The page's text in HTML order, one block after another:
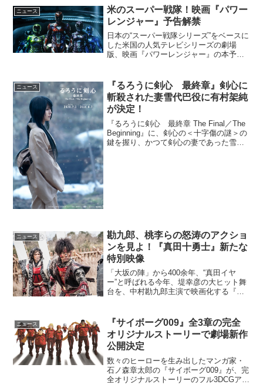
ニュース
米のスーパー戦隊！映画『パワー
レンジャー』予告解禁
日本の“スーパー戦隊シリーズ”をベースに
した米国の人気テレビシリーズの劇場
版、映画『パワーレンジャー』の本予告
元前。古代の地球で世界の運命を決す
る、大きな戦いが終焉を迎...
ニュース
『るろうに剣心 最終章』剣心に
斬殺された妻雪代巴役に有村架純
が決定！
『るろうに剣心 最終章 The Final／The
Beginning』に、剣心の＜十字傷の謎＞の
鍵を握り、かつて剣心の妻であった雪代
ニュース
勘九郎、桃李らの怒涛のアクショ
ンを見よ！『真田十勇士』新たな
特別映像
「大坂の陣」から400余年、“真田イヤ
ー”と呼ばれる今年、堤幸彦の大ヒット舞
台を、中村勘九郎主演で映画化する『真
な特別映像が解禁となった。映画『真田
十勇士』特別映像解禁...
ニュース
『サイボーグ009』全3章の完全
オリジナルストーリーで劇場新作
公開決定
数々のヒーローを生み出したマンガ家・
石ノ森章太郎の『サイボーグ009』が、完
全オリジナルストーリーのフル3DCGアニ